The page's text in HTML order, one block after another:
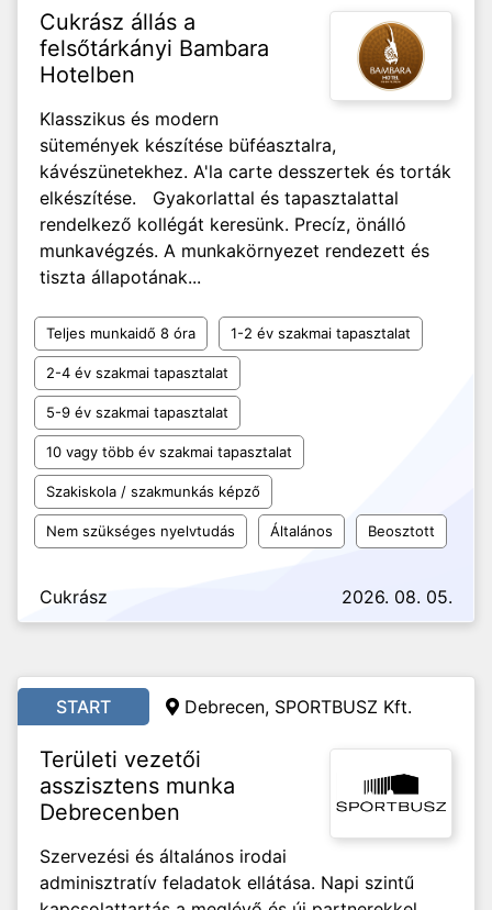
Cukrász állás a
felsőtárkányi Bambara
Hotelben
Klasszikus és modern
sütemények készítése büféasztalra,
kávészünetekhez. A'la carte desszertek és torták
elkészítése. Gyakorlattal és tapasztalattal
rendelkező kollégát keresünk. Precíz, önálló
munkavégzés. A munkakörnyezet rendezett és
tiszta állapotának...
Teljes munkaidő 8 óra 1-2 év szakmai tapasztalat
2-4 év szakmai tapasztalat
5-9 év szakmai tapasztalat
10 vagy több év szakmai tapasztalat
Szakiskola / szakmunkás képző
Nem szükséges nyelvtudás Általános Beosztott
Cukrász 2026. 08. 05.
START Debrecen, SPORTBUSZ Kft.
Területi vezetői
asszisztens munka
Debrecenben
Szervezési és általános irodai
adminisztratív feladatok ellátása. Napi szintű